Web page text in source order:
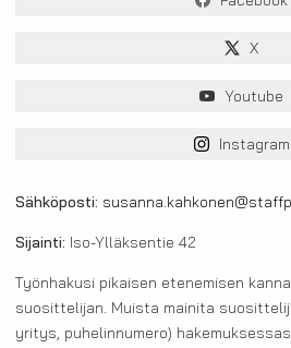
X
Youtube
Instagram
Sähköposti:
Sijainti: Iso-Ylläksentie 42
Työnhakusi pikaisen etenemisen
suosittelijan. Muista mainita
yritys, puhelinnumero)